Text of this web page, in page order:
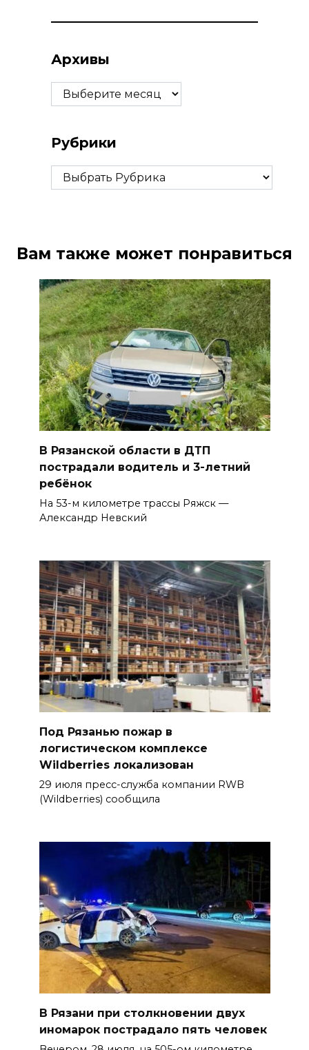
Архивы
Архивы
Рубрики
Рубрики
Вам также может понравиться
В Рязанской области в ДТП
пострадали водитель и 3-летний
ребёнок
На 53-м километре трассы Ряжск —
Александр Невский
Под Рязанью пожар в
логистическом комплексе
Wildberries локализован
29 июля пресс-служба компании RWB
(Wildberries) сообщила
В Рязани при столкновении двух
иномарок пострадало пять человек